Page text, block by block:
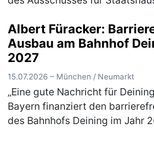
3. Nachtrag für die baulichen
(mehr)
Albert Füracker:
Ausbau am Bahnhof
2027
15.07.2026 – München / Neumarkt
„Eine gute Nachricht für
Bayern finanziert den
des Bahnhofs Deining im Jahr